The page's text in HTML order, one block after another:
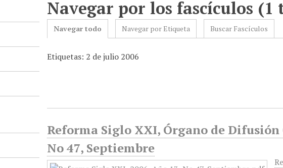
Navegar por los fascículos (1
Navegar todo Navegar por Etiqueta Buscar Fascículos
Etiquetas: 2 de julio 2006
Reforma Siglo XXI, Órgano de
No 47, Septiembre